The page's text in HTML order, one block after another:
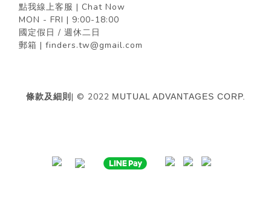
點我線上客服 | Chat Now
MON - FRI | 9:00-18:00
國定假日 / 週休二日
郵箱 | finders.tw@gmail.com
條款及細則| © 2022 MUTUAL ADVANTAGES CORP.